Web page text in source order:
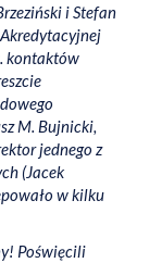
i Stefan
kontaktów
M. Bujnicki,
jednego z
(Jacek
w kilku
Poświęcili